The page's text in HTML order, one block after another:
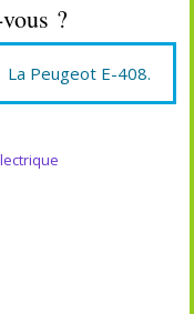
?
La Peugeot E-408.